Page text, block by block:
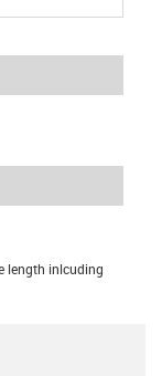
length inlcuding